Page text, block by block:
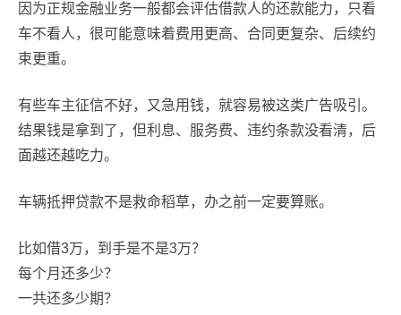
因为正规金融业务一般都会评估借款人的还款能力，只看
车不看人，很可能意味着费用更高、合同更复杂、后续约
束更重。
有些车主征信不好，又急用钱，就容易被这类广告吸引。
结果钱是拿到了，但利息、服务费、违约条款没看清，后
面越还越吃力。
车辆抵押贷款不是救命稻草，办之前一定要算账。
比如借3万，到手是不是3万？
每个月还多少？
一共还多少期？